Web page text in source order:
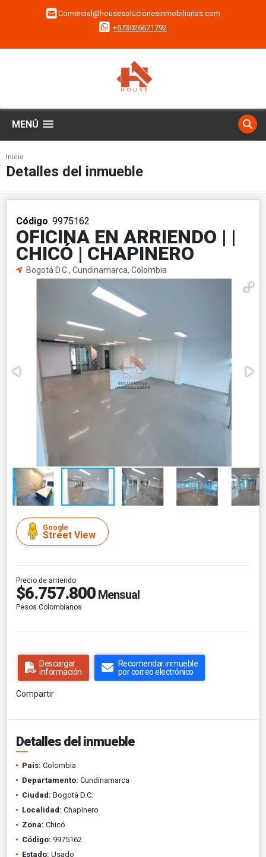
Comercial@housesolucionesinmobiliarias.com
+573026671792
MENÚ
Inicio
Detalles del inmueble
Código. 9975162
OFICINA EN ARRIENDO | |
CHICÓ | CHAPINERO
Bogotá D.C., Cundinamarca, Colombia
Google
Street View
Precio de arriendo
$6.757.800 Mensual
Pesos Colombianos
Descargar
información
Recomendar inmueble
por correo electrónico
Compartir
Detalles del inmueble
País: Colombia
Departamento: Cundinamarca
Ciudad: Bogotá D.C.
Localidad: Chapinero
Zona: Chicó
Código: 9975162
Estado: Usado